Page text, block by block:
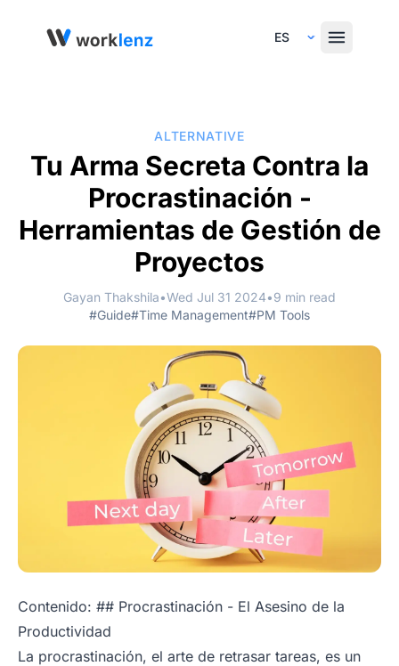
Select Language
ALTERNATIVE
Tu Arma Secreta Contra la
Procrastinación -
Herramientas de Gestión de
Proyectos
Gayan Thakshila•Wed Jul 31 2024•9 min read
#Guide#Time Management#PM Tools
Contenido: ## Procrastinación - El Asesino de la
Productividad
La procrastinación, el arte de retrasar tareas, es un